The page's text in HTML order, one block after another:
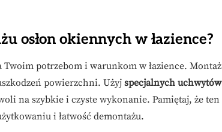
osłon okiennych w łazience?
potrzebom i warunkom w łazience. Montaż
powierzchni. Użyjspecjalnych uchwytów
na szybkie i czyste wykonanie. Pamiętaj, że ten
i łatwość demontażu.